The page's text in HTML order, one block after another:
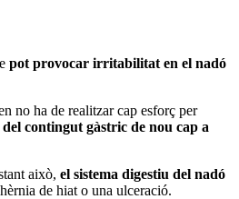
pot provocar irritabilitat en el nadó
no ha de realitzar cap esforç per
contingut gàstric de nou cap a
això, el sistema digestiu del nadó
de hiat o una ulceració.